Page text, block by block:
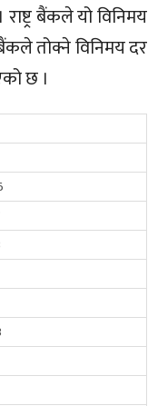
बैंकले यो विनिमय
तोक्ने विनिमय दर
छ ।